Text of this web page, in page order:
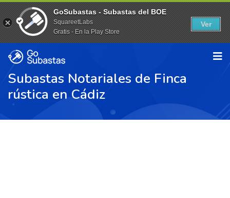
Subastas Notariales de Finca
rústica en Cádiz
GoSubastas - Subastas del BOE
SquareetLabs
Gratis - En la Play Store
Ver